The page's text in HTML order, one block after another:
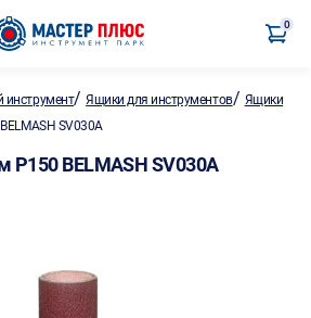
0
инструмент/Ящики для инструментов/ Ящики
SV030A
BELMASH SV030A